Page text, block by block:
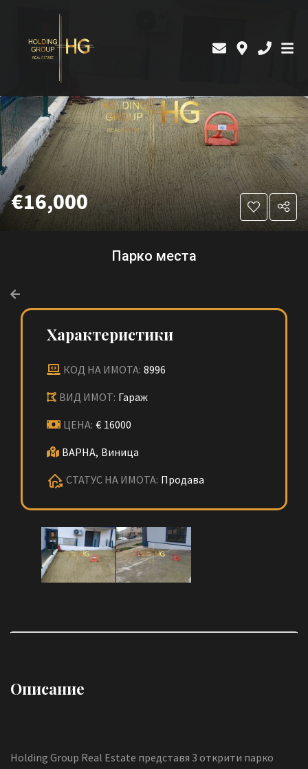
€16,000
Парко места
Характеристики
КОД НА ИМОТА: 8996
ВИД ИМОТ: Гараж
ЦЕНА: € 16000
ВАРНА, Виница
СТАТУС НА ИМОТА: Продава
Описание
Holding Group Real Estate представя 3 открити парко